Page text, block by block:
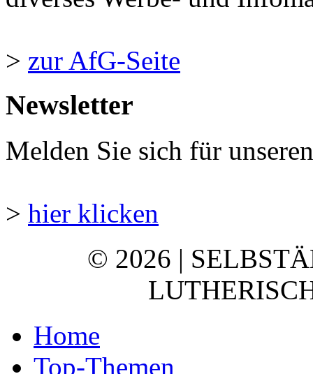
> zur AfG-Seite
Newsletter
Melden Sie sich für
> hier klicken
© 2026 |
Home
Top-Themen